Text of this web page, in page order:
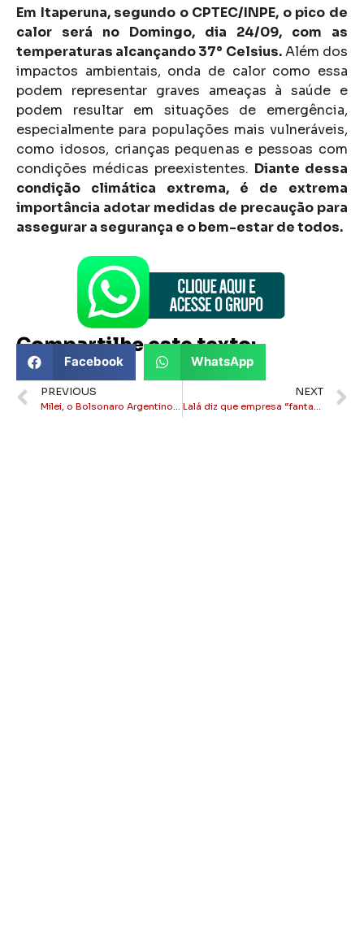
Em Itaperuna, segundo o CPTEC/INPE, o pico de
calor será no Domingo, dia 24/09, com as
temperaturas alcançando 37° Celsius.Além dos
impactos ambientais, onda de calor como essa
podem representar graves ameaças à saúde e
podem resultar em situações de emergência,
especialmente para populações mais vulneráveis,
como idosos, crianças pequenas e pessoas com
condições médicas preexistentes. Diante dessa
condição climática extrema, é de extrema
importância adotar medidas de precaução para
assegurar a segurança e o bem-estar de todos.
Compartilhe este texto:
Facebook WhatsApp
PREVIOUS NEXT